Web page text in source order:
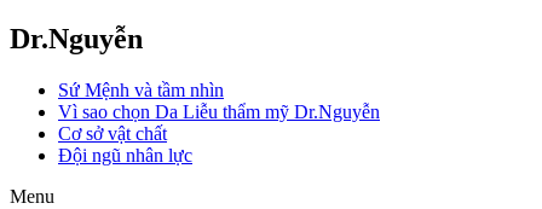
Dr.Nguyễn
Sứ Mệnh và tầm nhìn
Vì sao chọn Da Liễu thẩm mỹ Dr.Nguyễn
Cơ sở vật chất
Đội ngũ nhân lực
Menu